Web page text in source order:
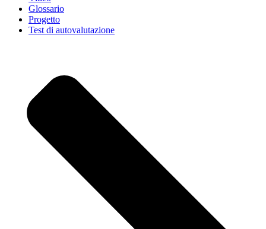
Glossario
Progetto
Test di autovalutazione